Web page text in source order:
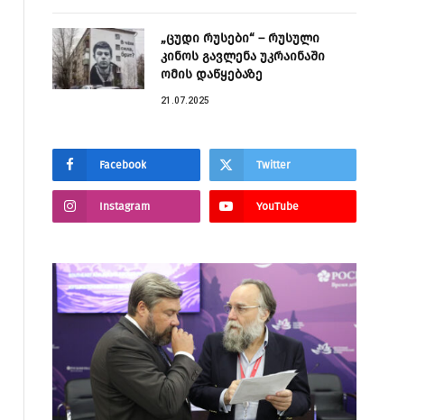
„ცუდი რუსები“ – რუსული
კინოს გავლენა უკრაინაში
ომის დაწყებაზე
21.07.2025
Facebook Twitter
Instagram YouTube